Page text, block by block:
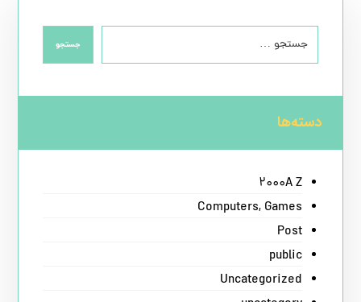
جستجو
دسته‌ها
2000A Z
Computers, Games
Post
public
Uncategorized